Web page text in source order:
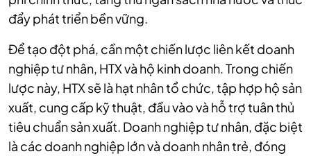
đẩy phát triển bền vững.
Để tạo đột phá, cần một chiến lược liên kết doanh
nghiệp tư nhân, HTX và hộ kinh doanh. Trong chiến
lược này, HTX sẽ là hạt nhân tổ chức, tập hợp hộ sản
xuất, cung cấp kỹ thuật, đầu vào và hỗ trợ tuân thủ
tiêu chuẩn sản xuất. Doanh nghiệp tư nhân, đặc biệt
là các doanh nghiệp lớn và doanh nhân trẻ, đóng